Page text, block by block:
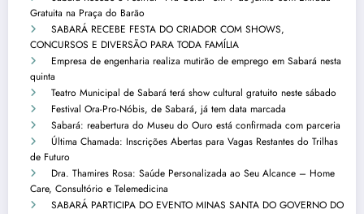
Gratuita na Praça do Barão
SABARÁ RECEBE FESTA DO CRIADOR COM SHOWS,
CONCURSOS E DIVERSÃO PARA TODA FAMÍLIA
Empresa de engenharia realiza mutirão de emprego em Sabará nesta
quinta
Teatro Municipal de Sabará terá show cultural gratuito neste sábado
Festival Ora-Pro-Nóbis, de Sabará, já tem data marcada
Sabará: reabertura do Museu do Ouro está confirmada com parceria
Última Chamada: Inscrições Abertas para Vagas Restantes do Trilhas
de Futuro
Dra. Thamires Rosa: Saúde Personalizada ao Seu Alcance – Home
Care, Consultório e Telemedicina
SABARÁ PARTICIPA DO EVENTO MINAS SANTA DO GOVERNO DO